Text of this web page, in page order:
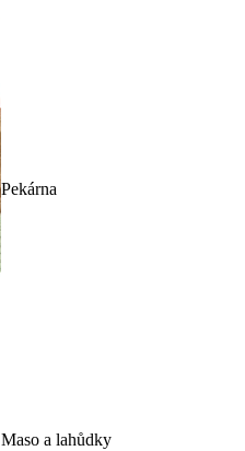
Pekárna
Maso a lahůdky